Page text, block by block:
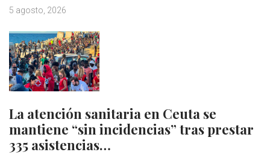
5 agosto, 2026
La atención sanitaria en Ceuta se
mantiene “sin incidencias” tras prestar
335 asistencias…